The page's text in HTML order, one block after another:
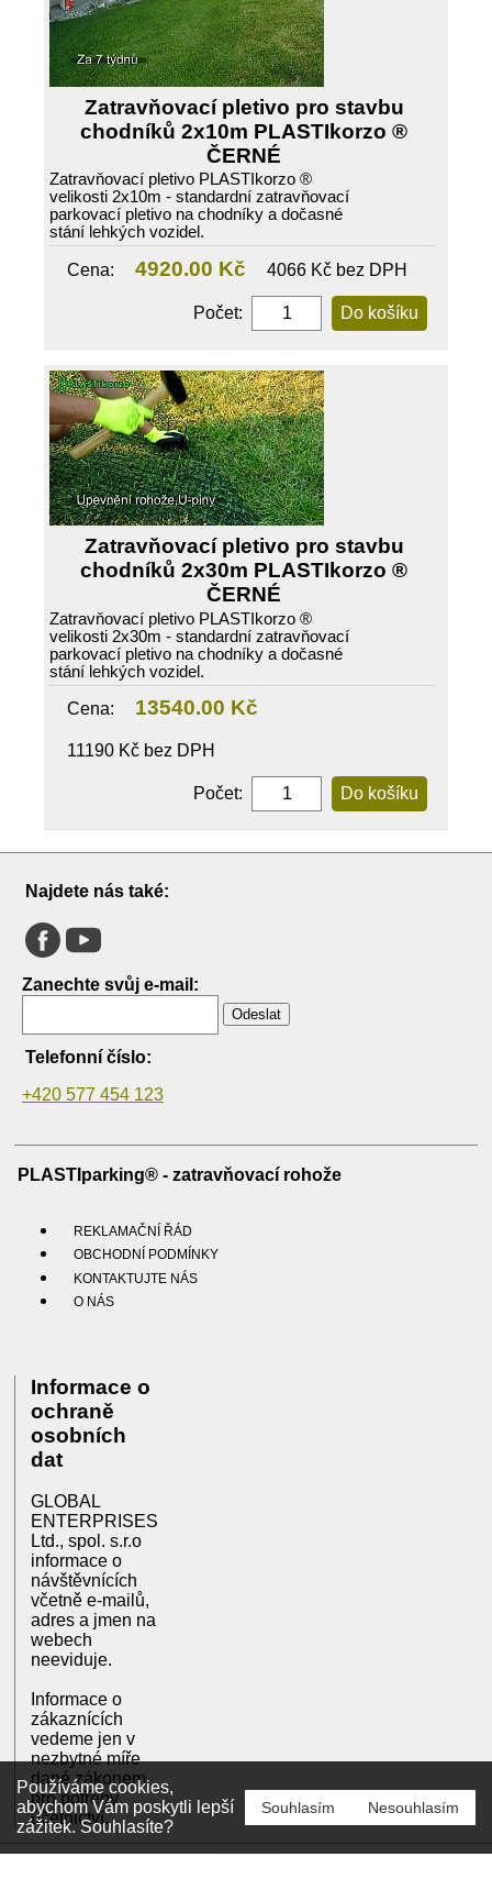
Používáme cookies,
abychom Vám poskytli lepší
zážitek. Souhlasíte?
Souhlasím Nesouhlasím
Zatravňovací pletivo pro stavbu
chodníků 2x10m PLASTIkorzo ®
ČERNÉ
Zatravňovací pletivo PLASTIkorzo ®
velikosti 2x10m - standardní zatravňovací
parkovací pletivo na chodníky a dočasné
stání lehkých vozidel.
Cena: 4920.00 Kč 4066 Kč bez DPH
Počet:
Zatravňovací pletivo pro stavbu
chodníků 2x30m PLASTIkorzo ®
ČERNÉ
Zatravňovací pletivo PLASTIkorzo ®
velikosti 2x30m - standardní zatravňovací
parkovací pletivo na chodníky a dočasné
stání lehkých vozidel.
Cena: 13540.00 Kč
11190 Kč bez DPH
Počet:
Najdete nás také:
Zanechte svůj e-mail:
Odeslat
Telefonní číslo:
+420 577 454 123
PLASTIparking® - zatravňovací rohože
REKLAMAČNÍ ŘÁD
OBCHODNÍ PODMÍNKY
KONTAKTUJTE NÁS
O NÁS
Informace o
ochraně
osobních
dat
GLOBAL
ENTERPRISES
Ltd., spol. s.r.o
informace o
návštěvnících
včetně e-mailů,
adres a jmen na
webech
neeviduje.
Informace o
zákaznících
vedeme jen v
nezbytné míře
dané zákonem
pro potřeby
účetnictví.